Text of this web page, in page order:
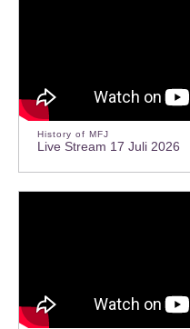
History of MFJ
Live Stream 17 Juli 2026